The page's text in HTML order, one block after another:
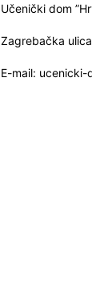
Učenički dom
Zagrebačka
E-mail: ucenicki-